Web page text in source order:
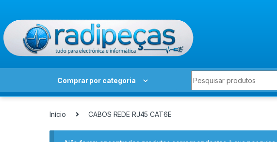
Comprar por categoria
Início CABOS REDE RJ45 CAT6E